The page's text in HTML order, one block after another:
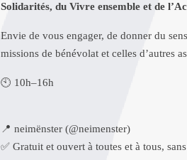
Solidarités, du Vivre ensemble et de
Envie de vous engager, de donner du
missions de bénévolat et celles d’autres
🕙 10h–16h
📍 neimënster (@neimenster)
✅ Gratuit et ouvert à toutes et à tous,